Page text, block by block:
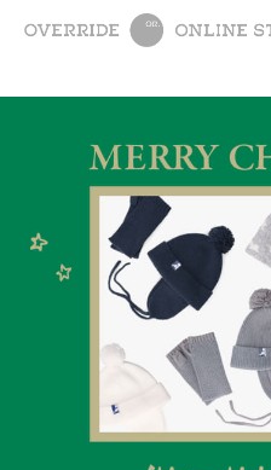
All Women